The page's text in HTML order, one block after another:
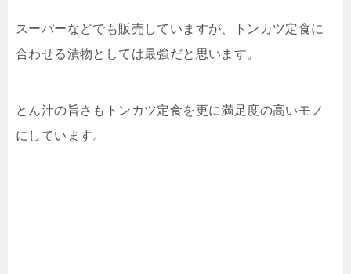
スーパーなどでも販売していますが、トンカツ定食に
合わせる漬物としては最強だと思います。
とん汁の旨さもトンカツ定食を更に満足度の高いモノ
にしています。